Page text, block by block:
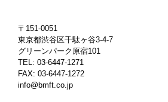
〒151-0051
東京都渋谷区千駄ヶ谷3-4-7
グリーンパーク原宿101
TEL: 03-6447-1271
FAX: 03-6447-1272
info@bmft.co.jp